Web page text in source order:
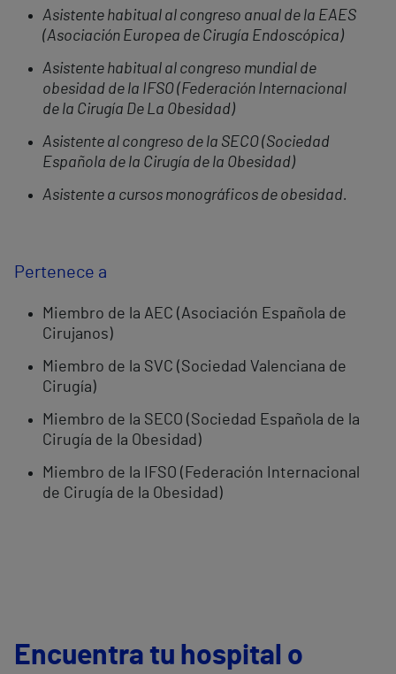
Asistente habitual al congreso anual de la EAES
(Asociación Europea de Cirugía Endoscópica)
Asistente habitual al congreso mundial de
obesidad de la IFSO (Federación Internacional
de la Cirugía De La Obesidad)
Asistente al congreso de la SECO (Sociedad
Española de la Cirugía de la Obesidad)
Asistente a cursos monográficos de obesidad.
Pertenece a
Miembro de la AEC (Asociación Española de
Cirujanos)
Miembro de la SVC (Sociedad Valenciana de
Cirugía)
Miembro de la SECO (Sociedad Española de la
Cirugía de la Obesidad)
Miembro de la IFSO (Federación Internacional
de Cirugía de la Obesidad)
Encuentra tu hospital o